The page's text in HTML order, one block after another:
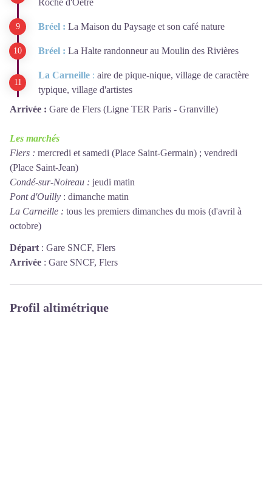
Roche d'Oëtre
Bréel : La Maison du Paysage et son café nature
Bréel : La Halte randonneur au Moulin des Rivières
La Carneille : aire de pique-nique, village de caractère
typique, village d'artistes
Arrivée : Gare de Flers (Ligne TER Paris - Granville)
Les marchés
Flers : mercredi et samedi (Place Saint-Germain) ; vendredi
(Place Saint-Jean)
Condé-sur-Noireau : jeudi matin
Pont d'Ouilly : dimanche matin
La Carneille : tous les premiers dimanches du mois (d'avril à
octobre)
Départ : Gare SNCF, Flers
Arrivée : Gare SNCF, Flers
Profil altimétrique